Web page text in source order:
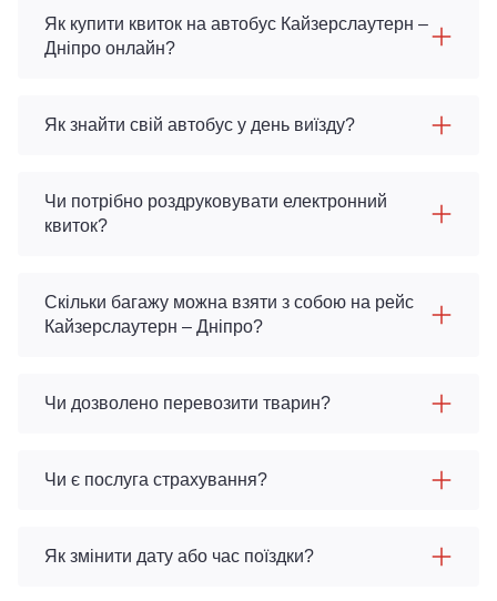
Як купити квиток на автобус Кайзерслаутерн –
Дніпро онлайн?
Як знайти свій автобус у день виїзду?
Чи потрібно роздруковувати електронний
квиток?
Скільки багажу можна взяти з собою на рейс
Кайзерслаутерн – Дніпро?
Чи дозволено перевозити тварин?
Чи є послуга страхування?
Як змінити дату або час поїздки?